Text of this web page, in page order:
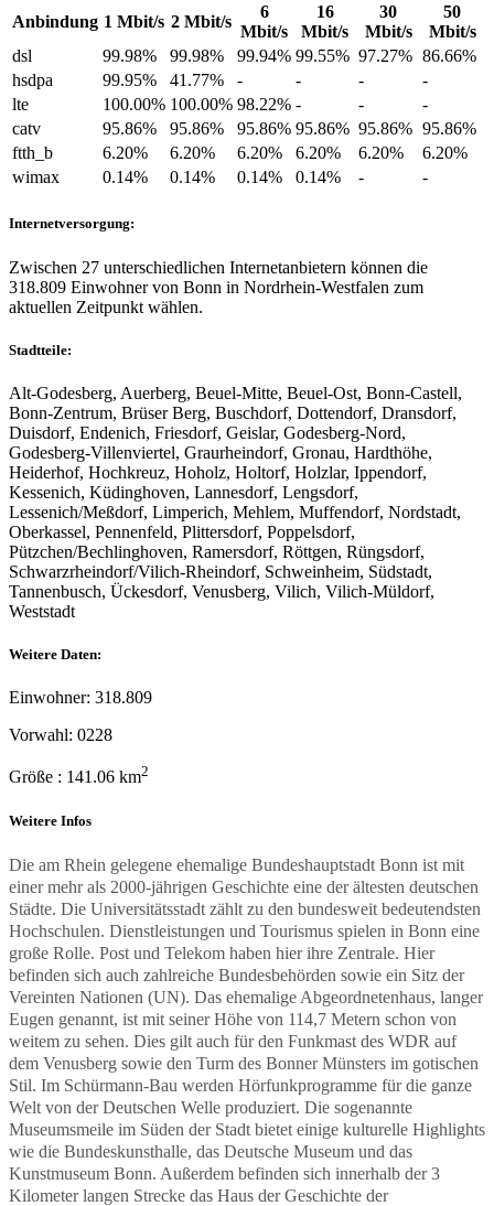
Anbindung 1 Mbit/s 2 Mbit/s
6
Mbit/s
16
Mbit/s
30
Mbit/s
50
Mbit/s
dsl
99.98% 99.98% 99.94% 99.55% 97.27% 86.66%
hsdpa
99.95% 41.77% - - -
-
lte
100.00% 100.00% 98.22% - -
-
catv
95.86% 95.86% 95.86% 95.86% 95.86% 95.86%
ftth_b
6.20% 6.20% 6.20% 6.20% 6.20%
6.20%
wimax
0.14% 0.14% 0.14% 0.14% - -
Internetversorgung:
Zwischen 27 unterschiedlichen Internetanbietern können die
318.809 Einwohner von Bonn in Nordrhein-Westfalen zum
aktuellen Zeitpunkt wählen.
Stadtteile:
Alt-Godesberg, Auerberg, Beuel-Mitte, Beuel-Ost, Bonn-Castell,
Bonn-Zentrum, Brüser Berg, Buschdorf, Dottendorf, Dransdorf,
Duisdorf, Endenich, Friesdorf, Geislar, Godesberg-Nord,
Godesberg-Villenviertel, Graurheindorf, Gronau, Hardthöhe,
Heiderhof, Hochkreuz, Hoholz, Holtorf, Holzlar, Ippendorf,
Kessenich, Küdinghoven, Lannesdorf, Lengsdorf,
Lessenich/Meßdorf, Limperich, Mehlem, Muffendorf, Nordstadt,
Oberkassel, Pennenfeld, Plittersdorf, Poppelsdorf,
Pützchen/Bechlinghoven, Ramersdorf, Röttgen, Rüngsdorf,
Schwarzrheindorf/Vilich-Rheindorf, Schweinheim, Südstadt,
Tannenbusch, Ückesdorf, Venusberg, Vilich, Vilich-Müldorf,
Weststadt
Weitere Daten:
Einwohner: 318.809
Vorwahl: 0228
Größe : 141.06 km2
Weitere Infos
Die am Rhein gelegene ehemalige Bundeshauptstadt Bonn ist mit
einer mehr als 2000-jährigen Geschichte eine der ältesten deutschen
Städte. Die Universitätsstadt zählt zu den bundesweit bedeutendsten
Hochschulen. Dienstleistungen und Tourismus spielen in Bonn eine
große Rolle. Post und Telekom haben hier ihre Zentrale. Hier
befinden sich auch zahlreiche Bundesbehörden sowie ein Sitz der
Vereinten Nationen (UN). Das ehemalige Abgeordnetenhaus, langer
Eugen genannt, ist mit seiner Höhe von 114,7 Metern schon von
weitem zu sehen. Dies gilt auch für den Funkmast des WDR auf
dem Venusberg sowie den Turm des Bonner Münsters im gotischen
Stil. Im Schürmann-Bau werden Hörfunkprogramme für die ganze
Welt von der Deutschen Welle produziert. Die sogenannte
Museumsmeile im Süden der Stadt bietet einige kulturelle Highlights
wie die Bundeskunsthalle, das Deutsche Museum und das
Kunstmuseum Bonn. Außerdem befinden sich innerhalb der 3
Kilometer langen Strecke das Haus der Geschichte der